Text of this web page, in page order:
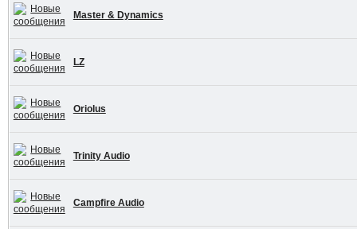
Master & Dynamics
LZ
Oriolus
Trinity Audio
Campfire Audio